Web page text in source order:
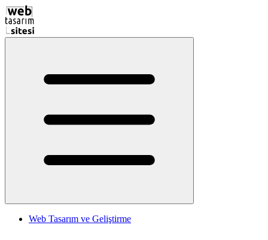
Web Tasarım ve Geliştirme